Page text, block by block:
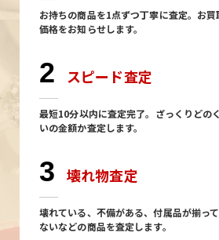
お持ちの商品を1点ずつ丁寧に査定。お買
価格をお知らせします。
2 スピード査定
最短10分以内に査定完了。ざっくりどの
いの金額か査定します。
3 壊れ物査定
壊れている、不備がある、付属品が揃っ
ないなどの商品を査定します。